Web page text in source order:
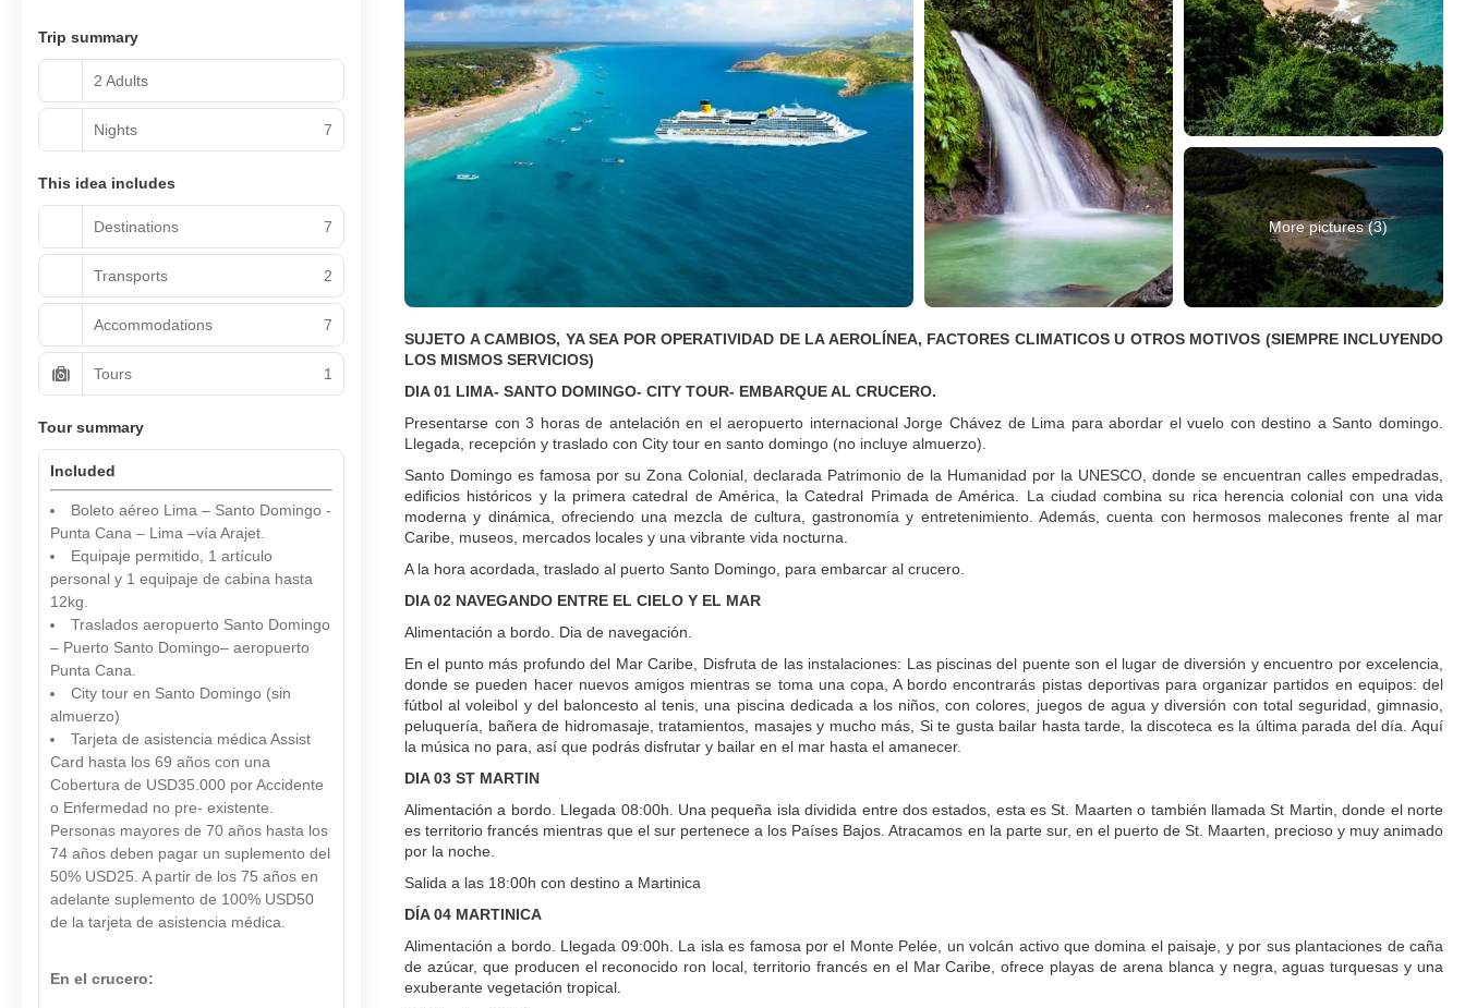
More pictures (3)
SUJETO A CAMBIOS, YA SEA POR OPERATIVIDAD DE LA AEROLÍNEA, FACTORES CLIMATICOS U OTROS MOTIVOS (SIEMPRE INCLUYENDO
LOS MISMOS SERVICIOS)
DIA 01 LIMA- SANTO DOMINGO- CITY TOUR- EMBARQUE AL CRUCERO.
Presentarse con 3 horas de antelación en el aeropuerto internacional Jorge Chávez de Lima para abordar el vuelo con destino a Santo domingo.
Llegada, recepción y traslado con City tour en santo domingo (no incluye almuerzo).
Santo Domingo es famosa por su Zona Colonial, declarada Patrimonio de la Humanidad por la UNESCO, donde se encuentran calles empedradas,
edificios históricos y la primera catedral de América, la Catedral Primada de América. La ciudad combina su rica herencia colonial con una vida
moderna y dinámica, ofreciendo una mezcla de cultura, gastronomía y entretenimiento. Además, cuenta con hermosos malecones frente al mar
Caribe, museos, mercados locales y una vibrante vida nocturna.
A la hora acordada, traslado al puerto Santo Domingo, para embarcar al crucero.
DIA 02 NAVEGANDO ENTRE EL CIELO Y EL MAR
Alimentación a bordo. Dia de navegación.
En el punto más profundo del Mar Caribe, Disfruta de las instalaciones: Las piscinas del puente son el lugar de diversión y encuentro por excelencia,
donde se pueden hacer nuevos amigos mientras se toma una copa, A bordo encontrarás pistas deportivas para organizar partidos en equipos: del
fútbol al voleibol y del baloncesto al tenis, una piscina dedicada a los niños, con colores, juegos de agua y diversión con total seguridad, gimnasio,
peluquería, bañera de hidromasaje, tratamientos, masajes y mucho más, Si te gusta bailar hasta tarde, la discoteca es la última parada del día. Aquí
la música no para, así que podrás disfrutar y bailar en el mar hasta el amanecer.
DIA 03 ST MARTIN
Alimentación a bordo. Llegada 08:00h. Una pequeña isla dividida entre dos estados, esta es St. Maarten o también llamada St Martin, donde el norte
es territorio francés mientras que el sur pertenece a los Países Bajos. Atracamos en la parte sur, en el puerto de St. Maarten, precioso y muy animado
por la noche.
Salida a las 18:00h con destino a Martinica
DÍA 04 MARTINICA
Alimentación a bordo. Llegada 09:00h. La isla es famosa por el Monte Pelée, un volcán activo que domina el paisaje, y por sus plantaciones de caña
de azúcar, que producen el reconocido ron local, territorio francés en el Mar Caribe, ofrece playas de arena blanca y negra, aguas turquesas y una
exuberante vegetación tropical.
Trip summary
2 Adults
Nights 7
This idea includes
Destinations 7
Transports 2
Accommodations 7
Tours 1
Tour summary
Included
Boleto aéreo Lima – Santo Domingo -
Punta Cana – Lima –vía Arajet.
Equipaje permitido, 1 artículo
personal y 1 equipaje de cabina hasta
12kg.
Traslados aeropuerto Santo Domingo
– Puerto Santo Domingo– aeropuerto
Punta Cana.
City tour en Santo Domingo (sin
almuerzo)
Tarjeta de asistencia médica Assist
Card hasta los 69 años con una
Cobertura de USD35.000 por Accidente
o Enfermedad no pre- existente.
Personas mayores de 70 años hasta los
74 años deben pagar un suplemento del
50% USD25. A partir de los 75 años en
adelante suplemento de 100% USD50
de la tarjeta de asistencia médica.
En el crucero: